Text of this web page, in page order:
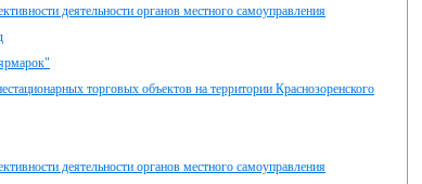
деятельности органов местного самоуправления
торговых объектов на территории Краснозоренского
деятельности органов местного самоуправления